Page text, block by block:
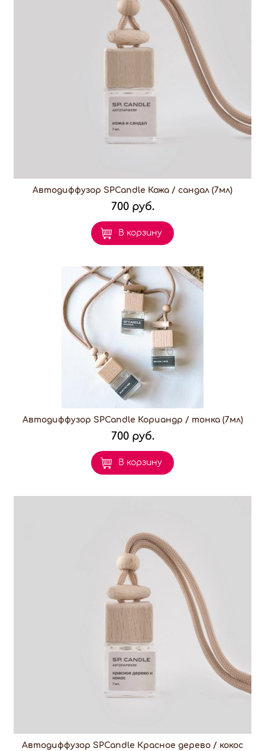
Автодиффузор SPCandle Кожа / сандал (7мл)
700 руб.
В корзину
Автодиффузор SPCandle Кориандр / тонка (7мл)
700 руб.
В корзину
Автодиффузор SPCandle Красное дерево / кокос